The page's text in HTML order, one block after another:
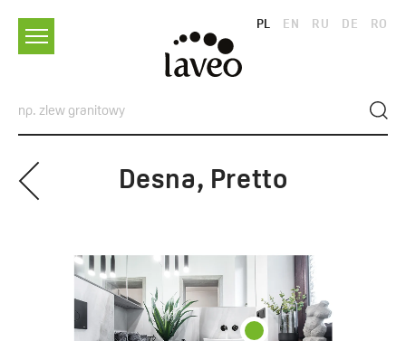
PL EN RU DE RO
Desna, Pretto